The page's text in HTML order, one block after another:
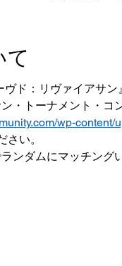
ド：リヴァイアサ
・トーナメント・コ
wp-
い。
ンダムにマッチング